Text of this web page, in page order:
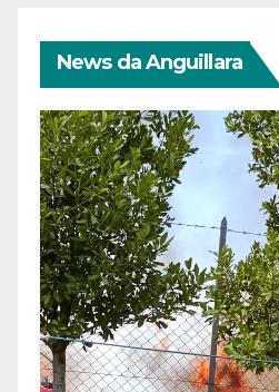
News da Anguillara